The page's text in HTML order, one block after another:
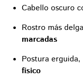
Cabello oscuro
Rostro más
marcadas
Postura
físico